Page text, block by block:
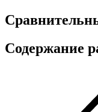
Содержание